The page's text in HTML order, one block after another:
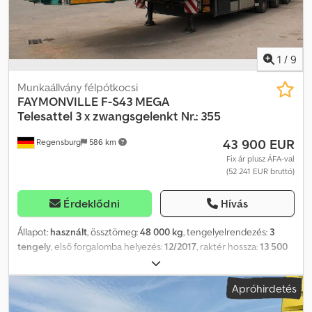
1 / 9
Regensburg 586 km
Munkaállvány félpótkocsi
FAYMONVILLE F-S43 MEGA
Telesattel 3 x zwangsgelenkt Nr.: 355
43 900 EUR
Fix ár plusz ÁFA-val
(52 241 EUR bruttó)
Érdeklődni Hívás
Állapot: használt, össztömeg:48 000 kg, tengelyelrendezés: 3
tengely, első forgalomba helyezés:12/2017, raktér hossza:13 500
2 540 mm
teljes szélesség:2 540 mm, teljes magasság:2 730 mm,
Felszereltség:
ABS, Jármű-azonosító szám: YAFSR3005J0021355
KIBONTÓ, 8200 mm-re KONTAJNERRÁCSOK, WADER típusú, 1 x 20
Apróhirdetés